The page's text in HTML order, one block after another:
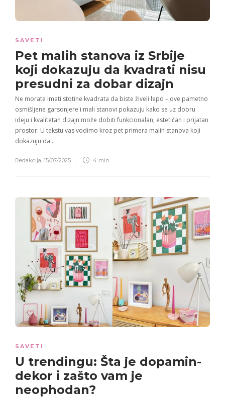
SAVETI
Pet malih stanova iz Srbije
koji dokazuju da kvadrati nisu
presudni za dobar dizajn
Ne morate imati stotine kvadrata da biste živeli lepo – ove pametno
osmišljene garsonjere i mali stanovi pokazuju kako se uz dobru
ideju i kvalitetan dizajn može dobiti funkcionalan, estetičan i prijatan
prostor. U tekstu vas vodimo kroz pet primera malih stanova koji
dokazuju da…
Redakcija 15/07/2025 4 min
SAVETI
U trendingu: Šta je dopamin-
dekor i zašto vam je
neophodan?